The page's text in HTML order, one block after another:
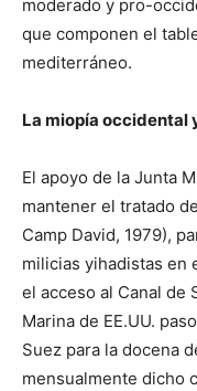
moderado y pro-
que componen el
mediterráneo.
La miopía occidental
El apoyo de la Junta
mantener el tratado
Camp David, 1979),
milicias yihadistas en
el acceso al Canal de
Marina de EE.UU.
Suez para la docena
mensualmente dicho